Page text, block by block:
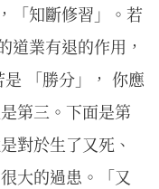
「知斷修習」。若
道業有退的作用，
「勝分」， 你應
第三。下面是第
對於生了又死、
大的過患。「又